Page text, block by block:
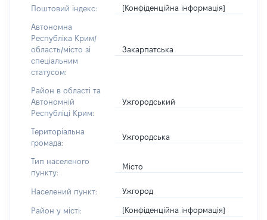
Поштовий індекс: [Конфіденційна інформація]
Автономна
Республіка Крим/
область/місто зі
спеціальним
статусом:
Закарпатська
Район в області та
Автономній
Республіці Крим:
Ужгородський
Територіальна
громада:
Ужгородська
Тип населеного
пункту:
Місто
Населений пункт: Ужгород
Район у місті: [Конфіденційна інформація]